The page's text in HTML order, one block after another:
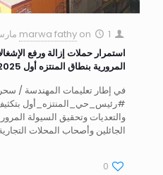
marwa fathy on
1 مارس، 2025
استمرار حملات إزالة ورفع
المرورية بنطاق المنتزه أول 1/3/2025
في إطار تعليمات المهندسة /
#رئيس_حي_المنتزه_أول
والتعديات وتحقيق السيولة
الجائلين وأصحاب المحلات
0